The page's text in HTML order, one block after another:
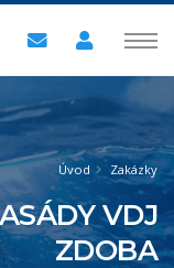
Úvod Zakázky
VDJ
ZDOBA